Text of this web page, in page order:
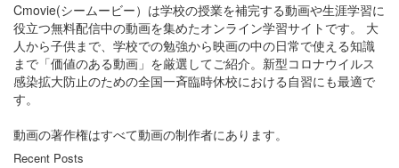
Cmovie(シームービー）は学校の授業を補完する動画や生涯学習に
役立つ無料配信中の動画を集めたオンライン学習サイトです。 大
人から子供まで、学校での勉強から映画の中の日常で使える知識
まで「価値のある動画」を厳選してご紹介。新型コロナウイルス
感染拡大防止のための全国一斉臨時休校における自習にも最適で
す。
動画の著作権はすべて動画の制作者にあります。
Recent Posts